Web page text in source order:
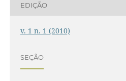
EDIÇÃO
v. 1 n. 1 (2010)
SEÇÃO